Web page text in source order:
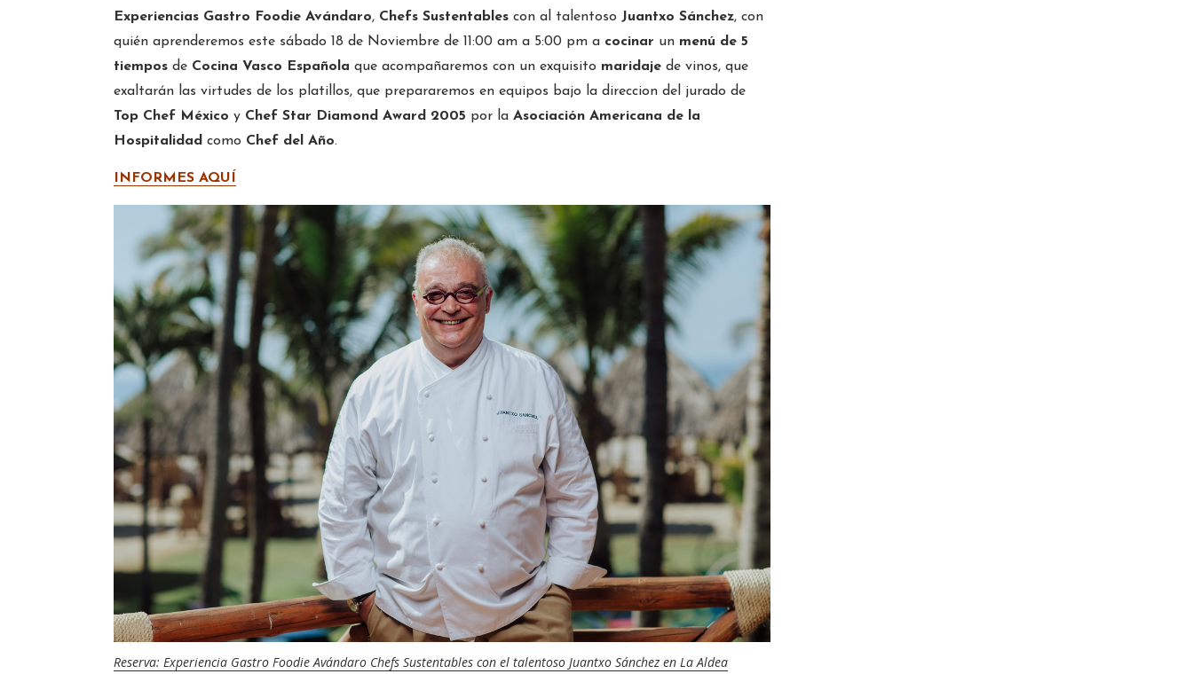
Experiencias Gastro Foodie Avándaro, Chefs Sustentables con al talentoso Juantxo Sánchez, con
quién aprenderemos este sábado 18 de Noviembre de 11:00 am a 5:00 pm a cocinar un menú de 5
tiempos de Cocina Vasco Española que acompañaremos con un exquisito maridaje de vinos, que
exaltarán las virtudes de los platillos, que prepararemos en equipos bajo la direccion del jurado de
Top Chef México y Chef Star Diamond Award 2005 por la Asociación Americana de la
Hospitalidad como Chef del Año.
INFORMES AQUÍ
Reserva: Experiencia Gastro Foodie Avándaro Chefs Sustentables con el talentoso Juantxo Sánchez en La Aldea